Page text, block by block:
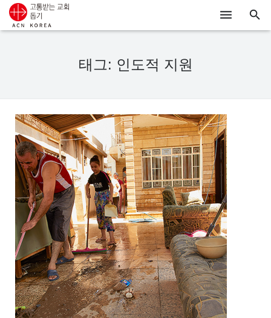
시리아
우크라이나
행동하기
로그인
후원하기
태그: 인도적 지원